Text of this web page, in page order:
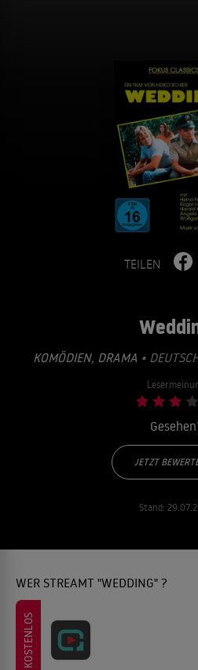
TEILEN
KOMÖDIEN, DRAMA •
JETZT
Stand:
WER STREAMT "WEDDING" ?
KOSTENLOS